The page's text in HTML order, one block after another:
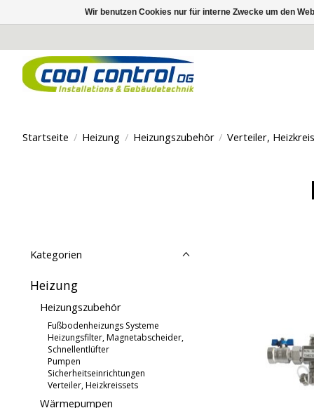
Startseite / Heizung / Heizungszubehör / Verteiler,
Kategorien
Heizung
Heizungszubehör
Fußbodenheizungs Systeme
Heizungsfilter, Magnetabscheider,
Schnellentlüfter
Pumpen
Sicherheitseinrichtungen
Verteiler, Heizkreissets
Wärmepumpen
Wir benutzen Cookies nur für interne Zwecke um den